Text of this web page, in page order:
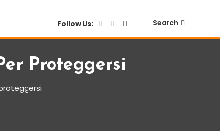
Follow Us: Search
Proteggersi